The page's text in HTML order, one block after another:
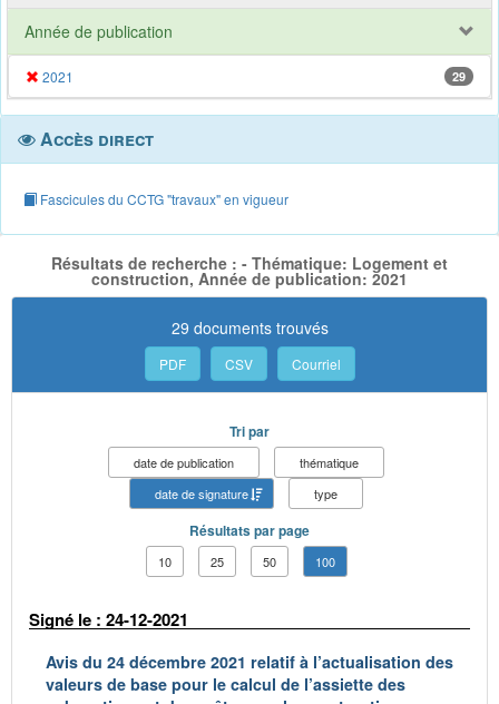
Année de publication
2021 29
Accès direct
Fascicules du CCTG "travaux" en vigueur
Résultats de recherche : - Thématique: Logement et
construction, Année de publication: 2021
29 documents trouvés
PDF CSV Courriel
Tri par
date de publication
thématique
date de signature
type
Résultats par page
10 25 50 100
Signé le : 24-12-2021
Avis du 24 décembre 2021 relatif à l’actualisation des
valeurs de base pour le calcul de l’assiette des